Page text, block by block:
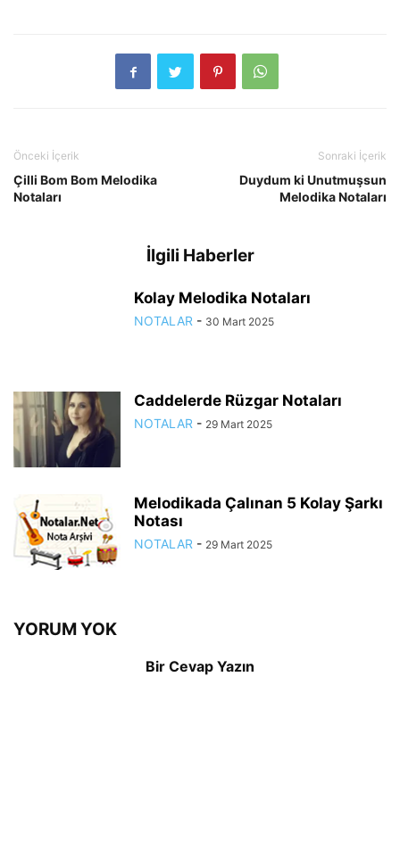
Önceki İçerik
Çilli Bom Bom Melodika
Notaları
Sonraki İçerik
Duydum ki Unutmuşsun
Melodika Notaları
İlgili Haberler
Kolay Melodika Notaları
NOTALAR - 30 Mart 2025
Caddelerde Rüzgar Notaları
NOTALAR - 29 Mart 2025
Melodikada Çalınan 5 Kolay Şarkı
Notası
NOTALAR - 29 Mart 2025
YORUM YOK
Bir Cevap Yazın